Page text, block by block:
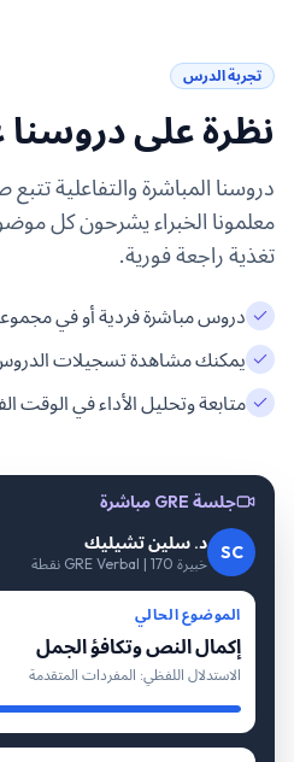
تجربة الدرس
نظرة على دروسنا
دروسنا المباشرة والتفاعلية
معلمونا الخبراء يشرحون كل
تغذية راجعة فورية.
دروس مباشرة فردية أو في
يمكنك مشاهدة تسجيلات الدروس لمدة
متابعة وتحليل الأداء في الوقت
جلسة GRE مباشرة
SC د. سلين تشيليك
خبيرة GRE Verbal | 170 نقطة
الموضوع الحالي
إكمال النص وتكافؤ الجمل
الاستدلال اللفظي: المفردات المتقدمة